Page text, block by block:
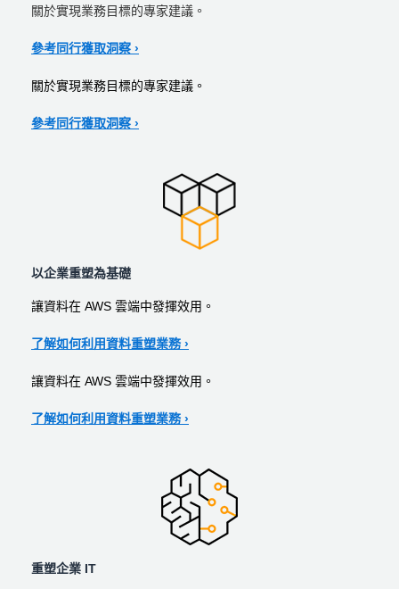
關於實現業務目標的專家建議。
參考同行獲取洞察 ›
關於實現業務目標的專家建議。
參考同行獲取洞察 ›
以企業重塑為基礎
讓資料在 AWS 雲端中發揮效用。
了解如何利用資料重塑業務 ›
讓資料在 AWS 雲端中發揮效用。
了解如何利用資料重塑業務 ›
重塑企業 IT